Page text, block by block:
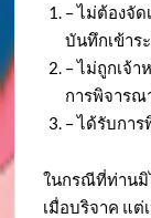
– ไม่ต้องจั
บันทึกเข้าร
– ไม่ถูกเจ้
การพิจารณ
– ได้รับกา
ในกรณีที่ท่านมิ
เมื่อบริจาค แต่